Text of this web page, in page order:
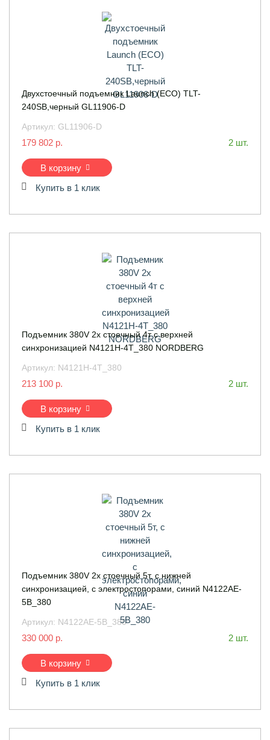
Двухстоечный подъемник Launch (ECO) TLT-
240SB,черный GL11906-D
Артикул: GL11906-D
179 802 р. 2 шт.
В корзину
Купить в 1 клик
Подъемник 380V 2х стоечный 4т с верхней
синхронизацией N4121H-4T_380 NORDBERG
Артикул: N4121H-4T_380
213 100 р. 2 шт.
В корзину
Купить в 1 клик
Подъемник 380V 2х стоечный 5т, с нижней
синхронизацией, с электростопорами, синий N4122AE-
5B_380
Артикул: N4122AE-5B_380
330 000 р. 2 шт.
В корзину
Купить в 1 клик